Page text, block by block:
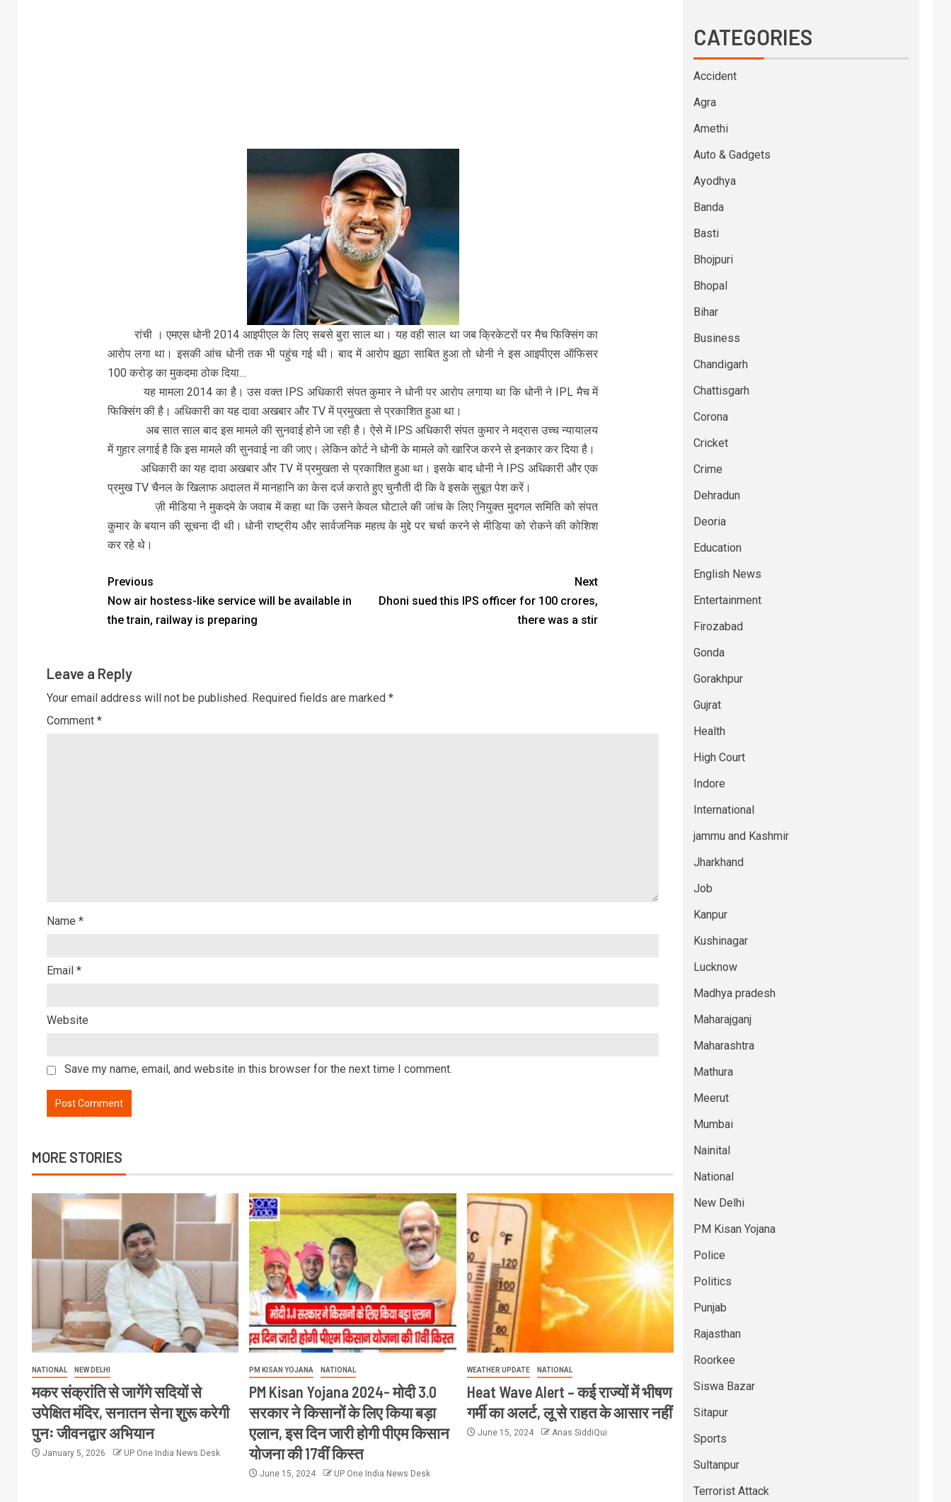
रांची । एमएस धोनी 2014 आइपीएल के लिए सबसे बुरा साल था। यह वही साल था जब क्रिकेटरों पर मैच फिक्सिंग का
आरोप लगा था। इसकी आंच धोनी तक भी पहुंच गई थी। बाद में आरोप झूठा साबित हुआ तो धोनी ने इस आइपीएस ऑफिसर
100 करोड़ का मुकदमा ठोक दिया…
यह मामला 2014 का है। उस वक्त IPS अधिकारी संपत कुमार ने धोनी पर आरोप लगाया था कि धोनी ने IPL मैच में
फिक्सिंग की है। अधिकारी का यह दावा अखबार और TV में प्रमुखता से प्रकाशित हुआ था।
अब सात साल बाद इस मामले की सुनवाई होने जा रही है। ऐसे में IPS अधिकारी संपत कुमार ने मद्रास उच्च न्यायालय
में गुहार लगाई है कि इस मामले की सुनवाई ना की जाए। लेकिन कोर्ट ने धोनी के मामले को खारिज करने से इनकार कर दिया है।
अधिकारी का यह दावा अखबार और TV में प्रमुखता से प्रकाशित हुआ था। इसके बाद धोनी ने IPS अधिकारी और एक
प्रमुख TV चैनल के खिलाफ अदालत में मानहानि का केस दर्ज कराते हुए चुनौती दी कि वे इसके सुबूत पेश करें।
ज़ी मीडिया ने मुकदमे के जवाब में कहा था कि उसने केवल घोटाले की जांच के लिए नियुक्त मुदगल समिति को संपत
कुमार के बयान की सूचना दी थी। धोनी राष्ट्रीय और सार्वजनिक महत्व के मुद्दे पर चर्चा करने से मीडिया को रोकने की कोशिश
कर रहे थे।
Previous
Now air hostess-like service will be available in
the train, railway is preparing
Next
Dhoni sued this IPS officer for 100 crores,
there was a stir
Leave a Reply
Your email address will not be published. Required fields are marked *
Comment *
Name *
Email *
Website
Save my name, email, and website in this browser for the next time I comment.
MORE STORIES
NATIONAL NEW DELHI
मकर संक्रांति से जागेंगे सदियों से
उपेक्षित मंदिर, सनातन सेना शुरू करेगी
पुनः जीवनद्वार अभियान
January 5, 2026 UP One India News Desk
PM KISAN YOJANA NATIONAL
PM Kisan Yojana 2024- मोदी 3.0
सरकार ने किसानों के लिए किया बड़ा
एलान, इस दिन जारी होगी पीएम किसान
योजना की 17वीं किस्त
June 15, 2024 UP One India News Desk
WEATHER UPDATE NATIONAL
Heat Wave Alert – कई राज्यों में भीषण
गर्मी का अलर्ट, लू से राहत के आसार नहीं
June 15, 2024 Anas SiddiQui
CATEGORIES
Accident
Agra
Amethi
Auto & Gadgets
Ayodhya
Banda
Basti
Bhojpuri
Bhopal
Bihar
Business
Chandigarh
Chattisgarh
Corona
Cricket
Crime
Dehradun
Deoria
Education
English News
Entertainment
Firozabad
Gonda
Gorakhpur
Gujrat
Health
High Court
Indore
International
jammu and Kashmir
Jharkhand
Job
Kanpur
Kushinagar
Lucknow
Madhya pradesh
Maharajganj
Maharashtra
Mathura
Meerut
Mumbai
Nainital
National
New Delhi
PM Kisan Yojana
Police
Politics
Punjab
Rajasthan
Roorkee
Siswa Bazar
Sitapur
Sports
Sultanpur
Terrorist Attack